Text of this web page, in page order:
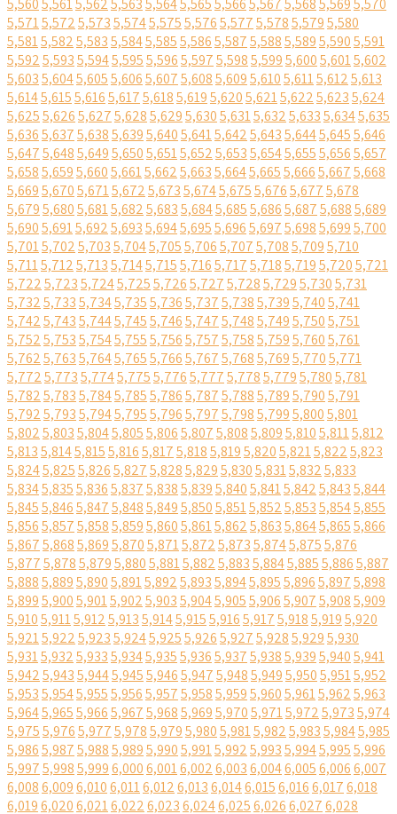
5,5605,5615,5625,5635,5645,5655,5665,5675,5685,5695,570
5,5715,5725,5735,5745,5755,5765,5775,5785,5795,580
5,5815,5825,5835,5845,5855,5865,5875,5885,5895,5905,591
5,5925,5935,5945,5955,5965,5975,5985,5995,6005,6015,602
5,6035,6045,6055,6065,6075,6085,6095,6105,6115,6125,613
5,6145,6155,6165,6175,6185,6195,6205,6215,6225,6235,624
5,6255,6265,6275,6285,6295,6305,6315,6325,6335,6345,635
5,6365,6375,6385,6395,6405,6415,6425,6435,6445,6455,646
5,6475,6485,6495,6505,6515,6525,6535,6545,6555,6565,657
5,6585,6595,6605,6615,6625,6635,6645,6655,6665,6675,668
5,6695,6705,6715,6725,6735,6745,6755,6765,6775,678
5,6795,6805,6815,6825,6835,6845,6855,6865,6875,6885,689
5,6905,6915,6925,6935,6945,6955,6965,6975,6985,6995,700
5,7015,7025,7035,7045,7055,7065,7075,7085,7095,710
5,7115,7125,7135,7145,7155,7165,7175,7185,7195,7205,721
5,7225,7235,7245,7255,7265,7275,7285,7295,7305,731
5,7325,7335,7345,7355,7365,7375,7385,7395,7405,741
5,7425,7435,7445,7455,7465,7475,7485,7495,7505,751
5,7525,7535,7545,7555,7565,7575,7585,7595,7605,761
5,7625,7635,7645,7655,7665,7675,7685,7695,7705,771
5,7725,7735,7745,7755,7765,7775,7785,7795,7805,781
5,7825,7835,7845,7855,7865,7875,7885,7895,7905,791
5,7925,7935,7945,7955,7965,7975,7985,7995,8005,801
5,8025,8035,8045,8055,8065,8075,8085,8095,8105,8115,812
5,8135,8145,8155,8165,8175,8185,8195,8205,8215,8225,823
5,8245,8255,8265,8275,8285,8295,8305,8315,8325,833
5,8345,8355,8365,8375,8385,8395,8405,8415,8425,8435,844
5,8455,8465,8475,8485,8495,8505,8515,8525,8535,8545,855
5,8565,8575,8585,8595,8605,8615,8625,8635,8645,8655,866
5,8675,8685,8695,8705,8715,8725,8735,8745,8755,876
5,8775,8785,8795,8805,8815,8825,8835,8845,8855,8865,887
5,8885,8895,8905,8915,8925,8935,8945,8955,8965,8975,898
5,8995,9005,9015,9025,9035,9045,9055,9065,9075,9085,909
5,9105,9115,9125,9135,9145,9155,9165,9175,9185,9195,920
5,9215,9225,9235,9245,9255,9265,9275,9285,9295,930
5,9315,9325,9335,9345,9355,9365,9375,9385,9395,9405,941
5,9425,9435,9445,9455,9465,9475,9485,9495,9505,9515,952
5,9535,9545,9555,9565,9575,9585,9595,9605,9615,9625,963
5,9645,9655,9665,9675,9685,9695,9705,9715,9725,9735,974
5,9755,9765,9775,9785,9795,9805,9815,9825,9835,9845,985
5,9865,9875,9885,9895,9905,9915,9925,9935,9945,9955,996
5,9975,9985,9996,0006,0016,0026,0036,0046,0056,0066,007
6,0086,0096,0106,0116,0126,0136,0146,0156,0166,0176,018
6,0196,0206,0216,0226,0236,0246,0256,0266,0276,028